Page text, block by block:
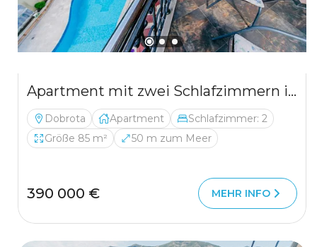
Apartment mit zwei Schlafzimmern in einem Komplex mit Swimmingpool in Dobrota
Dobrota Apartment
Schlafzimmer: 2
Größe 85 m²
50 m zum Meer
390 000 € MEHR INFO